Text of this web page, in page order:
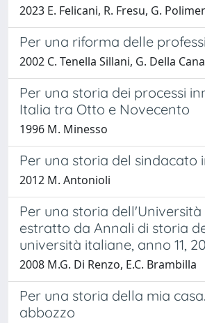
2023 E. Felicani, R. Fresu, G.
Per una riforma delle
2002 C. Tenella Sillani, G. Della
Per una storia dei processi
Italia tra Otto e Novecento
1996 M. Minesso
Per una storia del sindacato
2012 M. Antonioli
Per una storia dell'Università
estratto da Annali di storia
università italiane, anno 11,
2008 M.G. Di Renzo, E.C. Brambilla
Per una storia della mia
abbozzo